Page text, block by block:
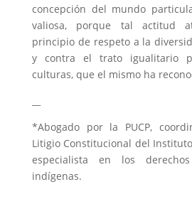
concepción del mundo
valiosa, porque tal actitud
principio de respeto a la
y contra el trato igualitario
culturas, que el mismo ha
*Abogado por la PUCP,
Litigio Constitucional del
especialista en los
indígenas.